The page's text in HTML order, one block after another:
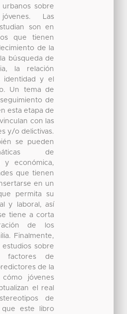
sobre
Las
son en
que tienen
de la
búsqueda de
la relación
y el
Un tema de
de
esta etapa de
con las
y/o delictivas.
se pueden
de
y económica,
que tienen
en un
permita su
y laboral, así
tiene a corta
de los
Finalmente,
sobre
de
de la
jóvenes
el real
de
este libro